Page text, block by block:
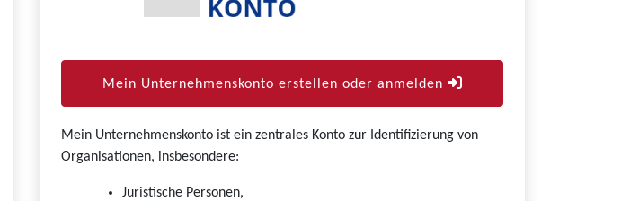
Mein Unternehmenskonto erstellen oder anmelden
Mein Unternehmenskonto ist ein zentrales Konto zur Identifizierung von
Organisationen, insbesondere:
Juristische Personen,